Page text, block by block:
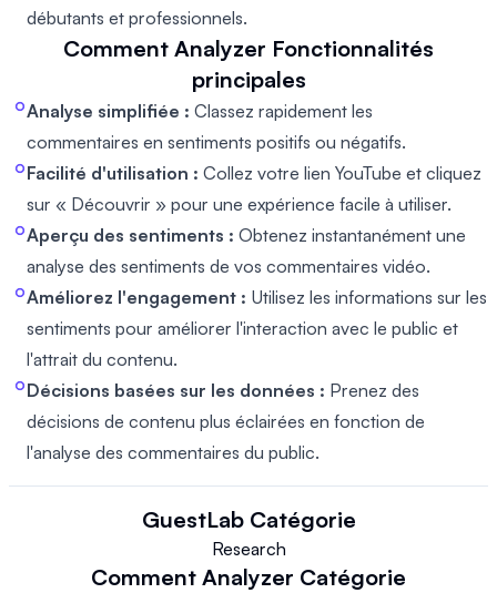
débutants et professionnels.
Comment Analyzer Fonctionnalités
principales
Analyse simplifiée : Classez rapidement les
commentaires en sentiments positifs ou négatifs.
Facilité d'utilisation : Collez votre lien YouTube et cliquez
sur « Découvrir » pour une expérience facile à utiliser.
Aperçu des sentiments : Obtenez instantanément une
analyse des sentiments de vos commentaires vidéo.
Améliorez l'engagement : Utilisez les informations sur les
sentiments pour améliorer l'interaction avec le public et
l'attrait du contenu.
Décisions basées sur les données : Prenez des
décisions de contenu plus éclairées en fonction de
l'analyse des commentaires du public.
GuestLab Catégorie
Research
Comment Analyzer Catégorie